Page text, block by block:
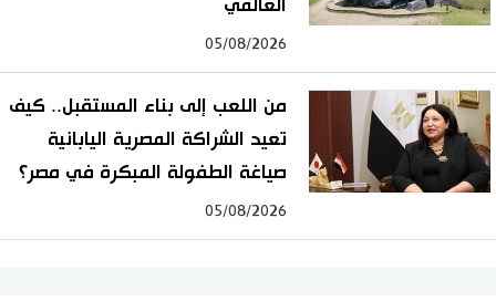
العالمي
05/08/2026
من اللعب إلى بناء المستقبل.. كيف
تعيد الشراكة المصرية اليابانية
صياغة الطفولة المبكرة في مصر؟
05/08/2026